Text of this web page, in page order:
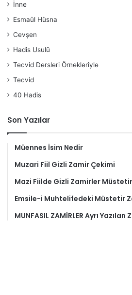
İnne
Esmaül Hüsna
Cevşen
Hadis Usulü
Tecvid Dersleri Örnekleriyle
Tecvid
40 Hadis
Son Yazılar
Müennes İsim Nedir
Muzari Fiil Gizli Zamir Çekimi
Mazi Fiilde Gizli Zamirler
Emsile-i Muhtelifedeki Müstetir
MUNFASIL ZAMİRLER Ayrı